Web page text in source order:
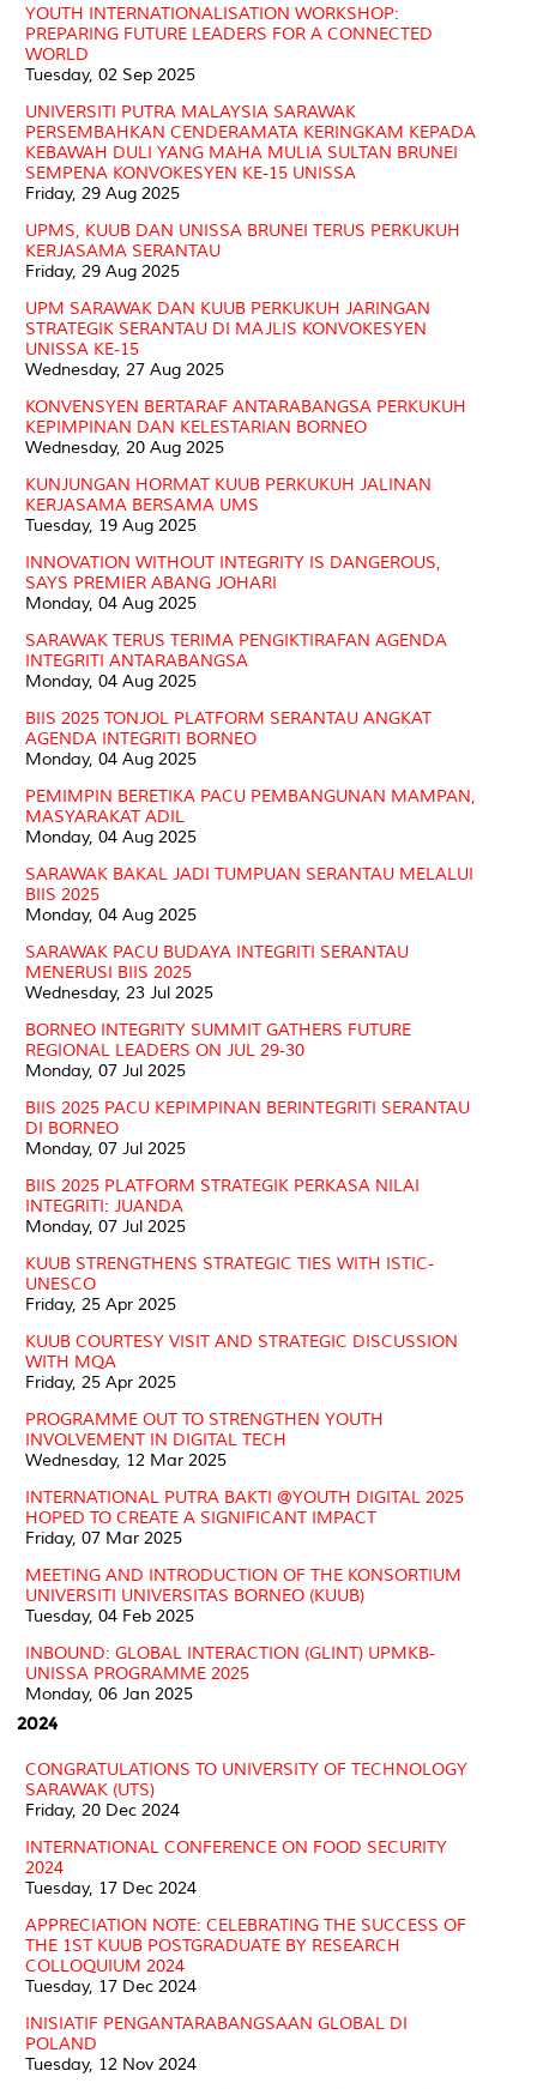
YOUTH INTERNATIONALISATION WORKSHOP:
PREPARING FUTURE LEADERS FOR A CONNECTED
WORLD
Tuesday, 02 Sep 2025
UNIVERSITI PUTRA MALAYSIA SARAWAK
PERSEMBAHKAN CENDERAMATA KERINGKAM KEPADA
KEBAWAH DULI YANG MAHA MULIA SULTAN BRUNEI
SEMPENA KONVOKESYEN KE-15 UNISSA
Friday, 29 Aug 2025
UPMS, KUUB DAN UNISSA BRUNEI TERUS PERKUKUH
KERJASAMA SERANTAU
Friday, 29 Aug 2025
UPM SARAWAK DAN KUUB PERKUKUH JARINGAN
STRATEGIK SERANTAU DI MAJLIS KONVOKESYEN
UNISSA KE-15
Wednesday, 27 Aug 2025
KONVENSYEN BERTARAF ANTARABANGSA PERKUKUH
KEPIMPINAN DAN KELESTARIAN BORNEO
Wednesday, 20 Aug 2025
KUNJUNGAN HORMAT KUUB PERKUKUH JALINAN
KERJASAMA BERSAMA UMS
Tuesday, 19 Aug 2025
INNOVATION WITHOUT INTEGRITY IS DANGEROUS,
SAYS PREMIER ABANG JOHARI
Monday, 04 Aug 2025
SARAWAK TERUS TERIMA PENGIKTIRAFAN AGENDA
INTEGRITI ANTARABANGSA
Monday, 04 Aug 2025
BIIS 2025 TONJOL PLATFORM SERANTAU ANGKAT
AGENDA INTEGRITI BORNEO
Monday, 04 Aug 2025
PEMIMPIN BERETIKA PACU PEMBANGUNAN MAMPAN,
MASYARAKAT ADIL
Monday, 04 Aug 2025
SARAWAK BAKAL JADI TUMPUAN SERANTAU MELALUI
BIIS 2025
Monday, 04 Aug 2025
SARAWAK PACU BUDAYA INTEGRITI SERANTAU
MENERUSI BIIS 2025
Wednesday, 23 Jul 2025
BORNEO INTEGRITY SUMMIT GATHERS FUTURE
REGIONAL LEADERS ON JUL 29-30
Monday, 07 Jul 2025
BIIS 2025 PACU KEPIMPINAN BERINTEGRITI SERANTAU
DI BORNEO
Monday, 07 Jul 2025
BIIS 2025 PLATFORM STRATEGIK PERKASA NILAI
INTEGRITI: JUANDA
Monday, 07 Jul 2025
KUUB STRENGTHENS STRATEGIC TIES WITH ISTIC-
UNESCO
Friday, 25 Apr 2025
KUUB COURTESY VISIT AND STRATEGIC DISCUSSION
WITH MQA
Friday, 25 Apr 2025
PROGRAMME OUT TO STRENGTHEN YOUTH
INVOLVEMENT IN DIGITAL TECH
Wednesday, 12 Mar 2025
INTERNATIONAL PUTRA BAKTI @YOUTH DIGITAL 2025
HOPED TO CREATE A SIGNIFICANT IMPACT
Friday, 07 Mar 2025
MEETING AND INTRODUCTION OF THE KONSORTIUM
UNIVERSITI UNIVERSITAS BORNEO (KUUB)
Tuesday, 04 Feb 2025
INBOUND: GLOBAL INTERACTION (GLINT) UPMKB-
UNISSA PROGRAMME 2025
Monday, 06 Jan 2025
2024
CONGRATULATIONS TO UNIVERSITY OF TECHNOLOGY
SARAWAK (UTS)
Friday, 20 Dec 2024
INTERNATIONAL CONFERENCE ON FOOD SECURITY
2024
Tuesday, 17 Dec 2024
APPRECIATION NOTE: CELEBRATING THE SUCCESS OF
THE 1ST KUUB POSTGRADUATE BY RESEARCH
COLLOQUIUM 2024
Tuesday, 17 Dec 2024
INISIATIF PENGANTARABANGSAAN GLOBAL DI
POLAND
Tuesday, 12 Nov 2024